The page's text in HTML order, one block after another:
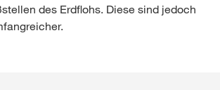
des Erdflohs. Diese sind jedoch